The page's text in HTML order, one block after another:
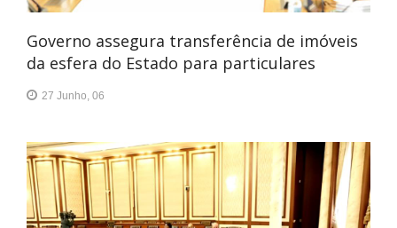
Governo assegura transferência de imóveis
da esfera do Estado para particulares
27 Junho, 06